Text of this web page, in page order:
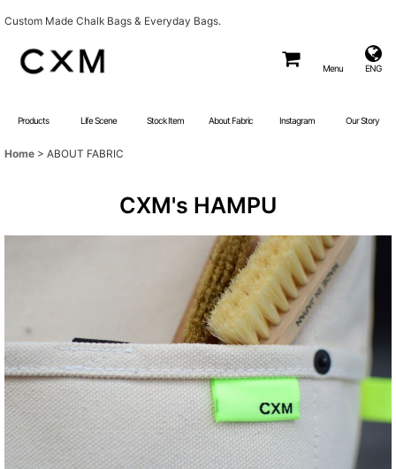
Custom Made Chalk Bags & Everyday Bags.
Menu ENG
Products Life Scene Stock Item About Fabric Instagram Our Story
Home > ABOUT FABRIC
CXM's HAMPU